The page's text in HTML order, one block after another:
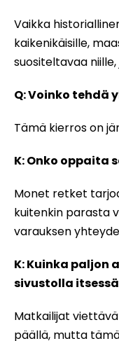
Vaikka
kaikenikäisille,
suositeltavaa
Q: Voinko tehdä
Tämä kierros on
K: Onko oppaita
Monet retket
kuitenkin parasta
varauksen
K: Kuinka paljon
sivustolla
Matkailijat
päällä, mutta